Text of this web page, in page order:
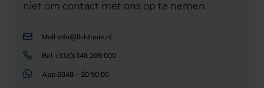
niet om contact met ons op te nemen.
Mail info@lichtunie.nl
Bel +31(0)348 209 000
App 0348 – 20 90 00